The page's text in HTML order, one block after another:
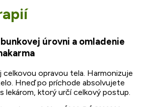
úrovni a omladenie
celkovou opravou tela. Harmonizuje
Hneď po príchode absolvujete
lekárom, ktorý určí celkový postup.